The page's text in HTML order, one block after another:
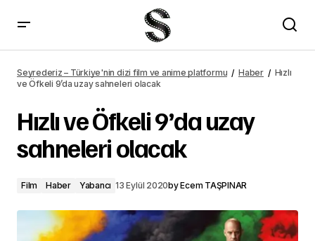
Seyrederiz – Türkiye'nin dizi film ve anime platformu Haber
Hızlı
ve Öfkeli 9’da uzay sahneleri olacak
Hızlı ve Öfkeli 9’da uzay
sahneleri olacak
Film Haber Yabancı 13 Eylül 2020byEcem TAŞPINAR